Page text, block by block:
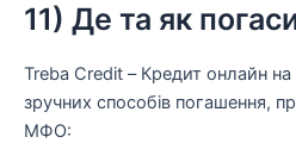
11) Де та як
Treba Credit – Кредит онлайн на
зручних способів погашення,
МФО: